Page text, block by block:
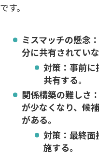
です。
ミスマッチの懸念
分に共有されてい
対策：事前に
共有する。
関係構築の難しさ
が少なくなり、候
がある。
対策：最終面
施する。